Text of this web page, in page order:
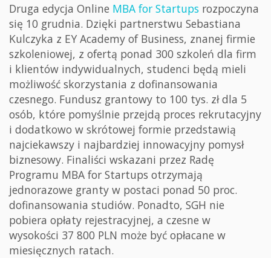
Druga edycja Online MBA for Startups rozpoczyna
się 10 grudnia. Dzięki partnerstwu Sebastiana
Kulczyka z EY Academy of Business, znanej firmie
szkoleniowej, z ofertą ponad 300 szkoleń dla firm
i klientów indywidualnych, studenci będą mieli
możliwość skorzystania z dofinansowania
czesnego. Fundusz grantowy to 100 tys. zł dla 5
osób, które pomyślnie przejdą proces rekrutacyjny
i dodatkowo w skrótowej formie przedstawią
najciekawszy i najbardziej innowacyjny pomysł
biznesowy. Finaliści wskazani przez Radę
Programu MBA for Startups otrzymają
jednorazowe granty w postaci ponad 50 proc.
dofinansowania studiów. Ponadto, SGH nie
pobiera opłaty rejestracyjnej, a czesne w
wysokości 37 800 PLN może być opłacane w
miesięcznych ratach.